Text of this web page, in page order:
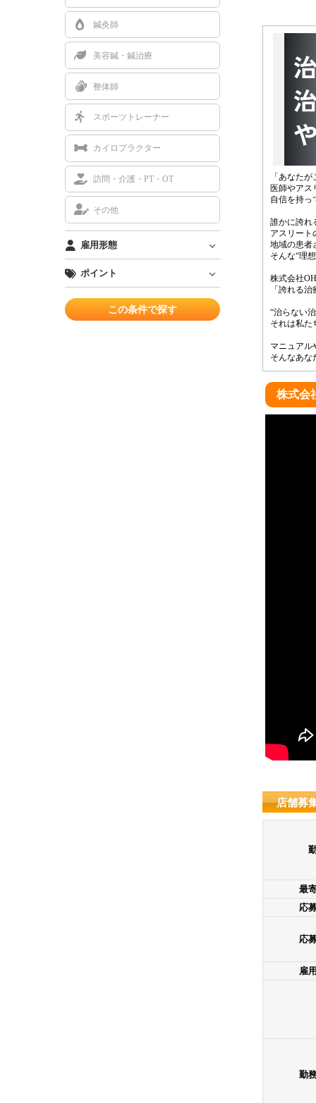
鍼灸師
美容鍼・鍼治療
整体師
スポーツトレーナー
カイロプラクター
訪問・介護・PT・OT
その他
雇用形態
ポイント
「あなた
医師やアス
自信を持っ
誰かに誇れ
アスリート
地域の患者
そんな“理
株式会社
「誇れる
“治らない
それは私た
マニュアル
そんなあな
株式会
店舗募
最
応
応
雇
勤